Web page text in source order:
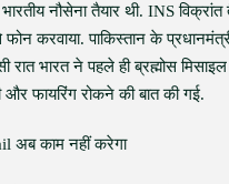
नौसेना तैयार थी. INS
करवाया. पाकिस्तान के
रात भारत ने पहले ही ब्रह्मोस
और फायरिंग रोकने की बात की गई.
अब काम नहीं करेगा